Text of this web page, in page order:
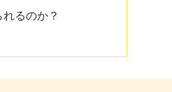
るのか？